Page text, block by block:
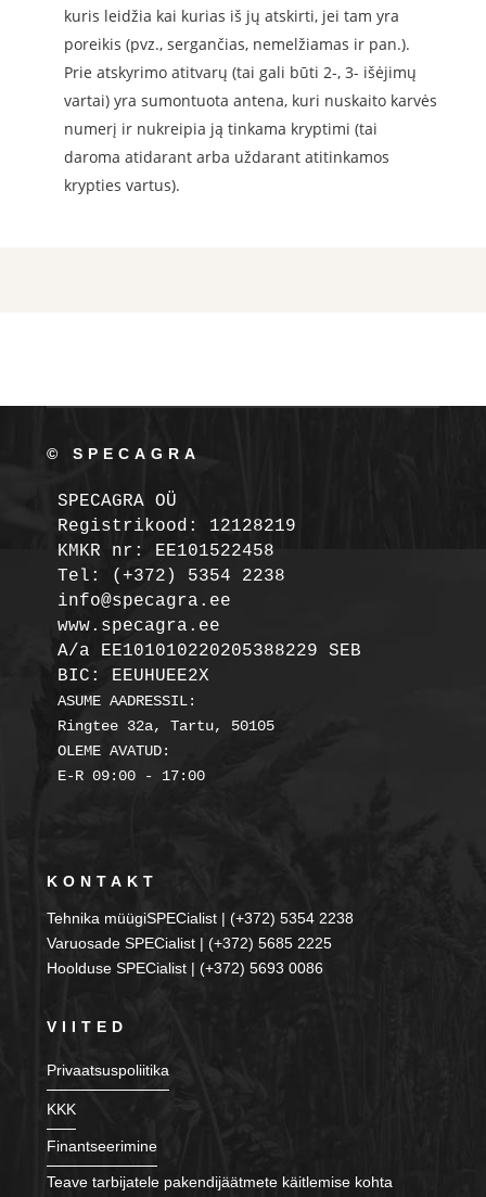
kuris leidžia kai kurias iš jų atskirti, jei tam yra
poreikis (pvz., sergančias, nemelžiamas ir pan.).
Prie atskyrimo atitvarų (tai gali būti 2-, 3- išėjimų
vartai) yra sumontuota antena, kuri nuskaito karvės
numerį ir nukreipia ją tinkama kryptimi (tai
daroma atidarant arba uždarant atitinkamos
krypties vartus).
© SPECAGRA
SPECAGRA OÜ
Registrikood: 12128219
KMKR nr: EE101522458
Tel: (+372) 5354 2238
info@specagra.ee
A/a EE101010220205388229 SEB
BIC: EEUHUEE2X
ASUME AADRESSIL:
Ringtee 32a, Tartu, 50105
OLEME AVATUD:
E-R 09:00 - 17:00
KONTAKT
Tehnika müügiSPECialist | (+372) 5354 2238
Varuosade SPECialist | (+372) 5685 2225
Hoolduse SPECialist | (+372) 5693 0086
VIITED
Privaatsuspoliitika
KKK
Finantseerimine
Teave tarbijatele pakendijäätmete käitlemise kohta